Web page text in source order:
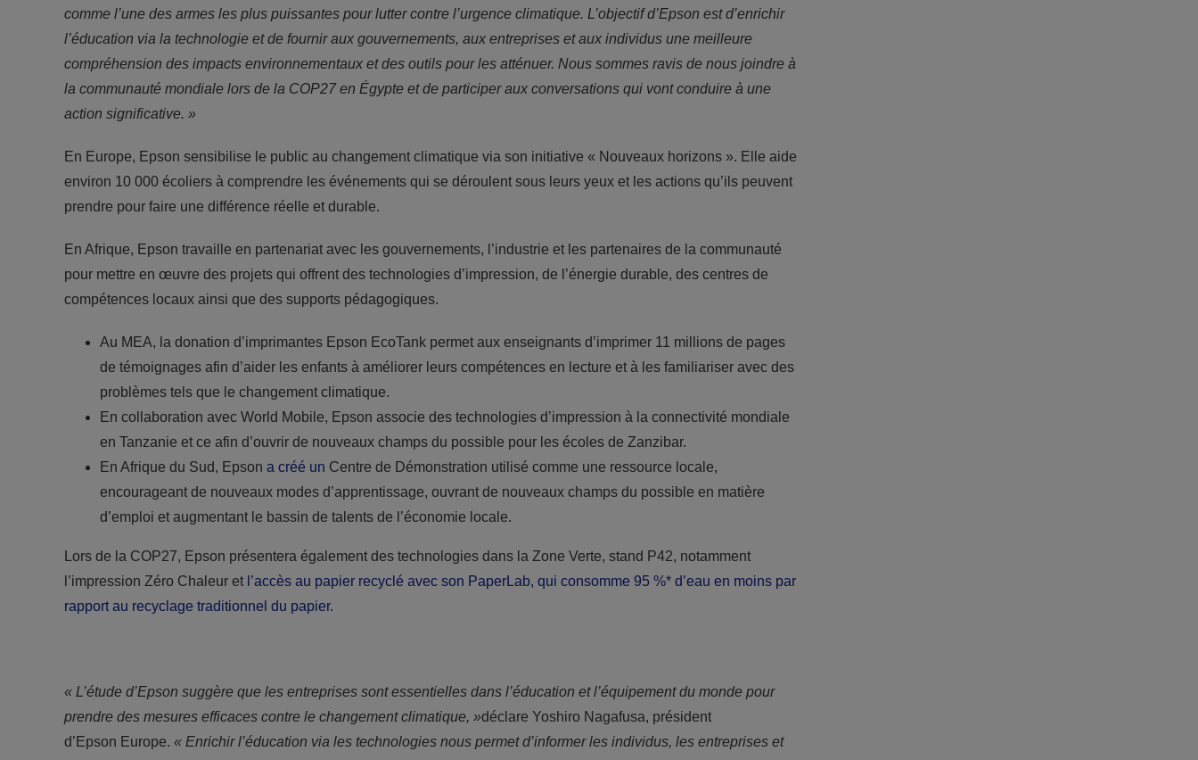
comme l’une des armes les plus puissantes pour lutter contre l’urgence climatique. L’objectif d’Epson est d’enrichir
l’éducation via la technologie et de fournir aux gouvernements, aux entreprises et aux individus une meilleure
compréhension des impacts environnementaux et des outils pour les atténuer. Nous sommes ravis de nous joindre à
la communauté mondiale lors de la COP27 en Égypte et de participer aux conversations qui vont conduire à une
action significative. »
En Europe, Epson sensibilise le public au changement climatique via son initiative « Nouveaux horizons ». Elle aide
environ 10 000 écoliers à comprendre les événements qui se déroulent sous leurs yeux et les actions qu’ils peuvent
prendre pour faire une différence réelle et durable.
En Afrique, Epson travaille en partenariat avec les gouvernements, l’industrie et les partenaires de la communauté
pour mettre en œuvre des projets qui offrent des technologies d’impression, de l’énergie durable, des centres de
compétences locaux ainsi que des supports pédagogiques.
Au MEA, la donation d’imprimantes Epson EcoTank permet aux enseignants d’imprimer 11 millions de pages
de témoignages afin d’aider les enfants à améliorer leurs compétences en lecture et à les familiariser avec des
problèmes tels que le changement climatique.
En collaboration avec World Mobile, Epson associe des technologies d’impression à la connectivité mondiale
en Tanzanie et ce afin d’ouvrir de nouveaux champs du possible pour les écoles de Zanzibar.
En Afrique du Sud, Epson a créé un Centre de Démonstration utilisé comme une ressource locale,
encourageant de nouveaux modes d’apprentissage, ouvrant de nouveaux champs du possible en matière
d’emploi et augmentant le bassin de talents de l’économie locale.
Lors de la COP27, Epson présentera également des technologies dans la Zone Verte, stand P42, notamment
l’impression Zéro Chaleur et l’accès au papier recyclé avec son PaperLab, qui consomme 95 %* d’eau en moins par
rapport au recyclage traditionnel du papier.
« L’étude d’Epson suggère que les entreprises sont essentielles dans l’éducation et l’équipement du monde pour
prendre des mesures efficaces contre le changement climatique, »déclare Yoshiro Nagafusa, président
d’Epson Europe. « Enrichir l’éducation via les technologies nous permet d’informer les individus, les entreprises et